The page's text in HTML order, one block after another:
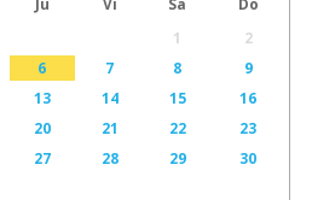
1
2
6 7 8
9
13 14 15
16
20 21 22
23
27 28 29
30